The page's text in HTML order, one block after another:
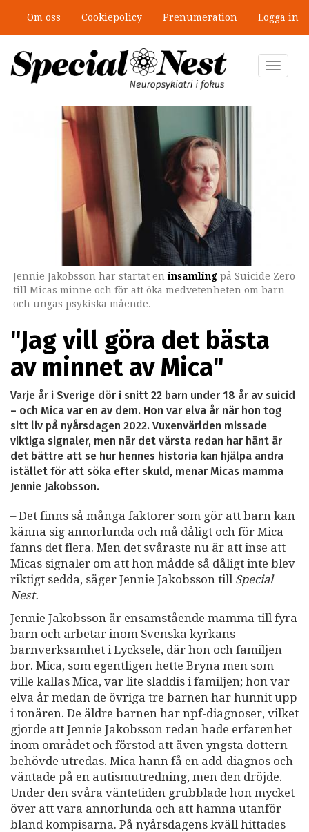
huvudinnehåll
Om oss Cookiepolicy Prenumeration Logga in
Toggle
Jennie Jakobsson har startat eninsamling på Suicide Zero
till Micas minne och för att öka medvetenheten om barn
och ungas psykiska mående.
"Jag vill göra det bästa
av minnet av Mica"
Varje år i Sverige dör i snitt 22 barn under 18 år av suicid
– och Mica var en av dem. Hon var elva år när hon tog
sitt liv på nyårsdagen 2022. Vuxenvärlden missade
viktiga signaler, men när det värsta redan har hänt är
det bättre att se hur hennes historia kan hjälpa andra
istället för att söka efter skuld, menar Micas mamma
Jennie Jakobsson.
– Det finns så många faktorer som gör att barn kan
känna sig annorlunda och må dåligt och för Mica
fanns det flera. Men det svåraste nu är att inse att
Micas signaler om att hon mådde så dåligt inte blev
riktigt sedda, säger Jennie Jakobsson till Special
Nest.
Jennie Jakobsson är ensamstående mamma till fyra
barn och arbetar inom Svenska kyrkans
barnverksamhet i Lycksele, där hon och familjen
bor. Mica, som egentligen hette Bryna men som
ville kallas Mica, var lite sladdis i familjen; hon var
elva år medan de övriga tre barnen har hunnit upp
i tonåren. De äldre barnen har npf-diagnoser, vilket
gjorde att Jennie Jakobsson redan hade erfarenhet
inom området och förstod att även yngsta dottern
behövde utredas. Mica hann få en add-diagnos och
väntade på en autismutredning, men den dröjde.
Under den svåra väntetiden grubblade hon mycket
över att vara annorlunda och att hamna utanför
bland kompisarna. På nyårsdagens kväll hittades
Ny antologi om fördelar och fallgropar
med särskilda undervisningsgrupper